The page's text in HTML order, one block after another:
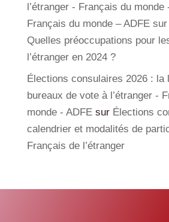
l’étranger - Français du monde
Français du monde – ADFE
Quelles préoccupations pour
l’étranger en 2024 ?
Élections consulaires 2026 : la
bureaux de vote à l’étranger -
monde - ADFEsur Élections
calendrier et modalités de
Français de l’étranger